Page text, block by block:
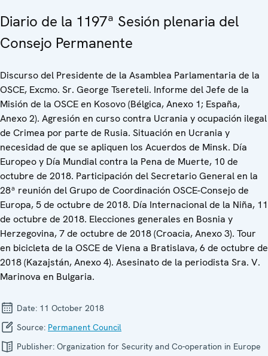
Diario de la 1197ª Sesión plenaria del
Consejo Permanente
Discurso del Presidente de la Asamblea Parlamentaria de la
OSCE, Excmo. Sr. George Tsereteli. Informe del Jefe de la
Misión de la OSCE en Kosovo (Bélgica, Anexo 1; España,
Anexo 2). Agresión en curso contra Ucrania y ocupación ilegal
de Crimea por parte de Rusia. Situación en Ucrania y
necesidad de que se apliquen los Acuerdos de Minsk. Día
Europeo y Día Mundial contra la Pena de Muerte, 10 de
octubre de 2018. Participación del Secretario General en la
28ª reunión del Grupo de Coordinación OSCE-Consejo de
Europa, 5 de octubre de 2018. Día Internacional de la Niña, 11
de octubre de 2018. Elecciones generales en Bosnia y
Herzegovina, 7 de octubre de 2018 (Croacia, Anexo 3). Tour
en bicicleta de la OSCE de Viena a Bratislava, 6 de octubre de
2018 (Kazajstán, Anexo 4). Asesinato de la periodista Sra. V.
Marinova en Bulgaria.
Date: 11 October 2018
Source: Permanent Council
Publisher: Organization for Security and Co-operation in Europe